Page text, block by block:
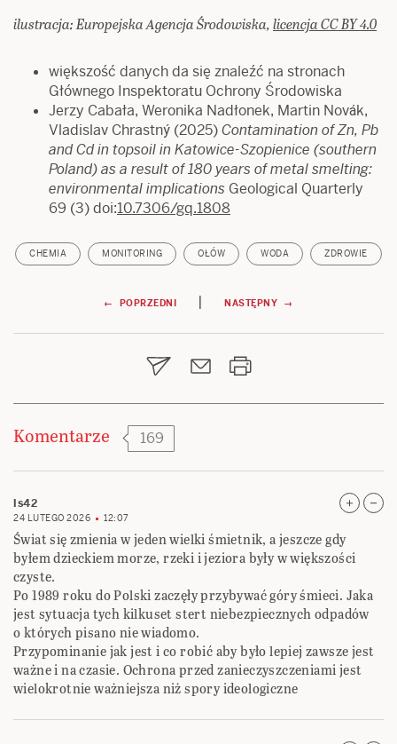
ilustracja: Europejska Agencja Środowiska,licencja CC BY 4.0
większość danych da się znaleźć na stronach
Głównego Inspektoratu Ochrony Środowiska
Jerzy Cabała, Weronika Nadłonek, Martin Novák,
Vladislav Chrastný (2025)Contamination of Zn, Pb
and Cd in topsoil in Katowice-Szopienice (southern
Poland) as a result of 180 years of metal smelting:
environmental implications Geological Quarterly
69 (3) doi:10.7306/gq.1808
CHEMIA MONITORING OŁÓW WODA ZDROWIE
Nawigacja
wpisu
← POPRZEDNI | NASTĘPNY →
Komentarze 169
ls42
24 LUTEGO 2026 12:07
Świat się zmienia w jeden wielki śmietnik, a jeszcze gdy
byłem dzieckiem morze, rzeki i jeziora były w większości
czyste.
Po 1989 roku do Polski zaczęły przybywać góry śmieci. Jaka
jest sytuacja tych kilkuset stert niebezpiecznych odpadów
o których pisano nie wiadomo.
Przypominanie jak jest i co robić aby było lepiej zawsze jest
ważne i na czasie. Ochrona przed zanieczyszczeniami jest
wielokrotnie ważniejsza niż spory ideologiczne